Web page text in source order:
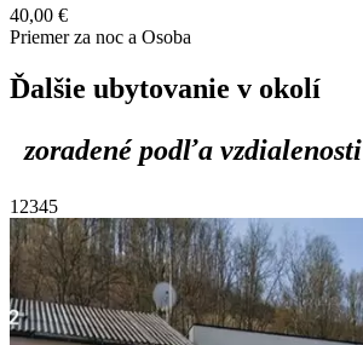
40,00 €
Priemer za noc a Osoba
Ďalšie ubytovanie v okolí
zoradené podľa vzdialenosti
1 2345